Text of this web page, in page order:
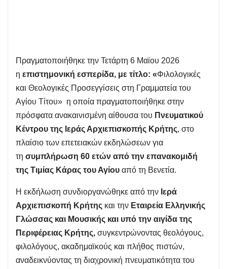
Πραγματοποιήθηκε την Τετάρτη 6 Μαϊου 2026
η επιστημονική εσπερίδα, με τίτλο: «Φιλολογικές
και Θεολογικές Προσεγγίσεις στη Γραμματεία του
Αγίου Τίτου» η οποία πραγματοποιήθηκε στην
πρόσφατα ανακαινισμένη αίθουσα του Πνευματικού
Κέντρου της Ιεράς Αρχιεπισκοπής Κρήτης, στο
πλαίσιο των επετειακών εκδηλώσεων για
τη συμπλήρωση 60 ετών από την επανακομιδή
της Τιμίας Κάρας του Αγίου από τη Βενετία.
Η εκδήλωση συνδιοργανώθηκε από την Ιερά
Αρχιεπισκοπή Κρήτης και την Εταιρεία Ελληνικής
Γλώσσας και Μουσικής και υπό την αιγίδα της
Περιφέρειας Κρήτης, συγκεντρώνοντας θεολόγους,
φιλολόγους, ακαδημαϊκούς και πλήθος πιστών,
αναδεικνύοντας τη διαχρονική πνευματικότητα του